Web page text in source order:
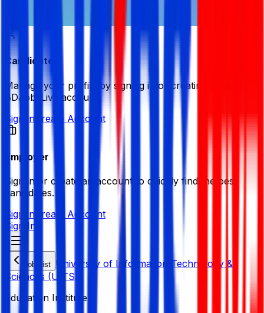
Candidate
Manage your profile by signing in or creating your My
BDJobsLive account.
Sign in Create Account
Employer
Sign in or create an account to quickly find the best
candidates.
Sign in Create Account
Sign In
Job List University of Information Technology &
Sciences (UITS)
Education Institute